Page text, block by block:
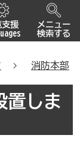
支援
メニュー
検索する
消防本部
置しま